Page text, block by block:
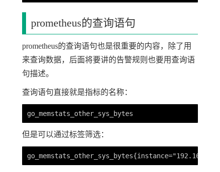
prometheus的查询语句
prometheus的查询语句也是很重要的内容，除了用
来查询数据，后面将要讲的告警规则也要用查询语
句描述。
查询语句直接就是指标的名称：
但是可以通过标签筛选：